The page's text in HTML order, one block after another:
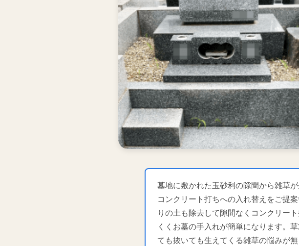
墓地に敷かれた玉砂利の隙間から雑草
コンクリート打ちへの入れ替えをご提
りの土も除去して隙間なくコンクリー
くくお墓の手入れが簡単になります。
ても抜いても生えてくる雑草の悩みが